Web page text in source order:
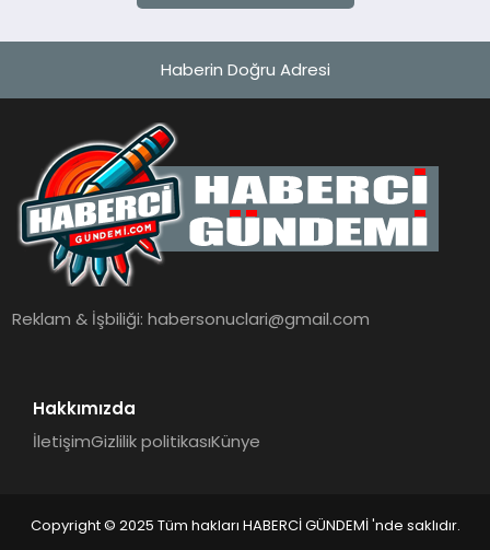
EĞITIM
SAĞLIK
TEKNOLOJI
Haberin Doğru Adresi
Reklam & İşbiliği:habersonuclari@gmail.com
Hakkımızda
İletişimGizlilik politikasıKünye
Copyright © 2025 Tüm hakları HABERCİ GÜNDEMİ 'nde saklıdır.